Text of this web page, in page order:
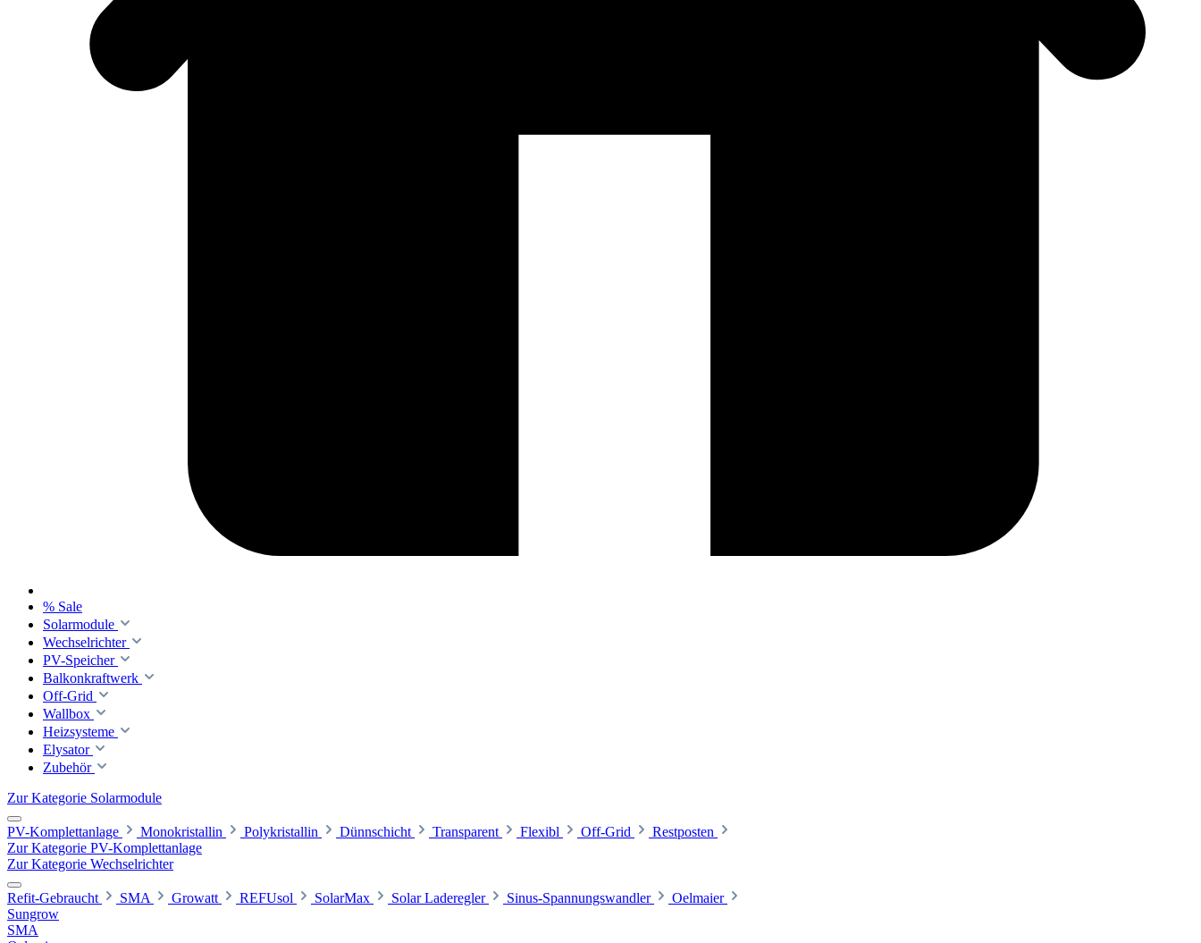
% Sale
Solarmodule
Wechselrichter
PV-Speicher
Balkonkraftwerk
Off-Grid
Wallbox
Heizsysteme
Elysator
Zubehör
Zur Kategorie Solarmodule
PV-Komplettanlage Monokristallin Polykristallin Dünnschicht Transparent Flexibl Off-Grid
Restposten
Zur Kategorie PV-Komplettanlage
Zur Kategorie Wechselrichter
Refit-Gebraucht SMA Growatt REFUsol SolarMax Solar Laderegler Sinus-Spannungswandler
Oelmaier
Sungrow
SMA